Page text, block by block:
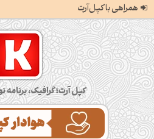
همراهی با کپل‌آرت
کپل‌آرت؛ گرافیک، برنامه‌نویسی و خلاقیت